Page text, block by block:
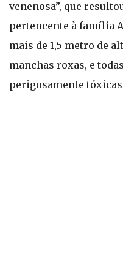
venenosa”, que
pertencente à família
mais de 1,5 metro de
manchas roxas, e
perigosamente